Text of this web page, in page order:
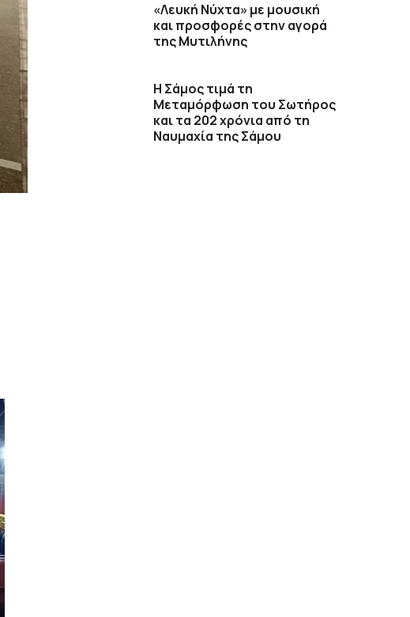
«Λευκή Νύχτα» με μουσική
και προσφορές στην αγορά
της Μυτιλήνης
Η Σάμος τιμά τη
Μεταμόρφωση του Σωτήρος
και τα 202 χρόνια από τη
Ναυμαχία της Σάμου